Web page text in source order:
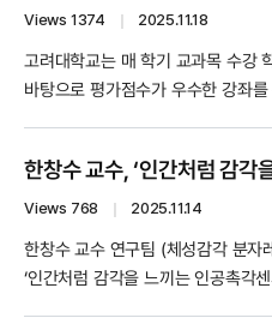
Views 1374 ｜ 2025.11.18
고려대학교는 매 학기 교과목 수강
바탕으로 평가점수가 우수한 강좌
2025학년도 1학기 우수강좌상 수
- 고체역학1 우수강좌상 김혜정 교
Views 768 ｜ 2025.11.14
한창수 교수 연구팀 (체성감각 분자
‘인간처럼 감각을 느끼는 인공촉각